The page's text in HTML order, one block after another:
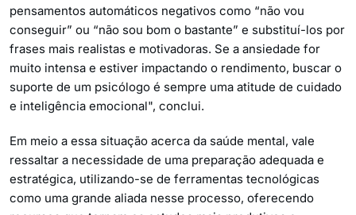
pensamentos automáticos negativos como “não vou
conseguir” ou “não sou bom o bastante” e substituí-los por
frases mais realistas e motivadoras. Se a ansiedade for
muito intensa e estiver impactando o rendimento, buscar o
suporte de um psicólogo é sempre uma atitude de cuidado
e inteligência emocional", conclui.
Em meio a essa situação acerca da saúde mental, vale
ressaltar a necessidade de uma preparação adequada e
estratégica, utilizando-se de ferramentas tecnológicas
como uma grande aliada nesse processo, oferecendo